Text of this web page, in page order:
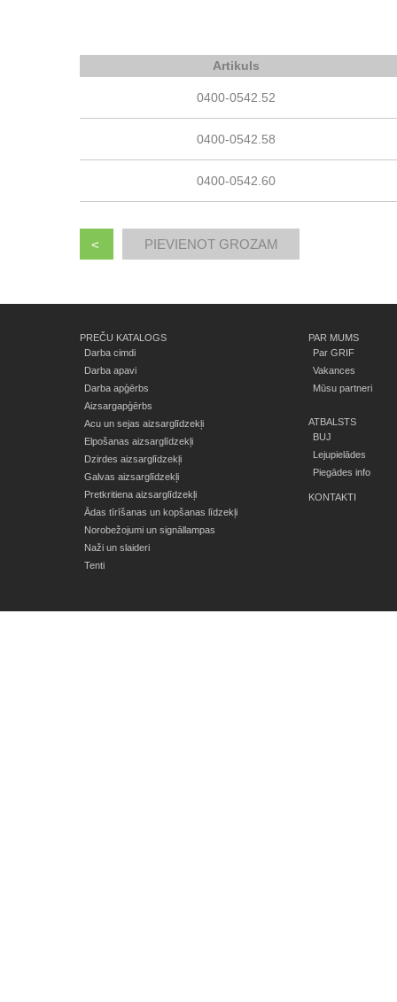
Artikuls
0400-0542.52
0400-0542.58
0400-0542.60
<
PREČU KATALOGS
Darba cimdi
Darba apavi
Darba apģērbs
Aizsargapģērbs
Acu un sejas aizsarglīdzekļi
Elpošanas aizsarglīdzekļi
Dzirdes aizsarglīdzekļi
Galvas aizsarglīdzekļi
Pretkritiena aizsarglīdzekļi
Ādas tīrīšanas un kopšanas līdzekļi
Norobežojumi un signāllampas
Naži un slaideri
Tenti
PAR MUMS
Par GRIF
Vakances
Mūsu partneri
ATBALSTS
BUJ
Lejupielādes
Piegādes info
KONTAKTI